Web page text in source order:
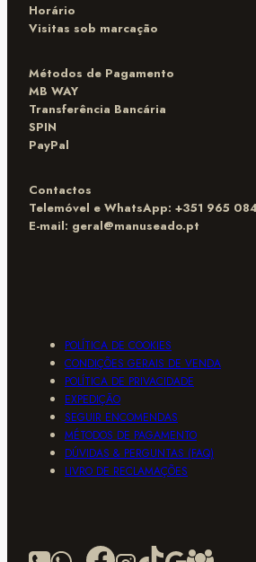
Horário
Visitas sob marcação
Métodos de Pagamento
MB WAY
Transferência Bancária
SPIN
PayPal
Contactos
Telemóvel e WhatsApp: +351 965
E-mail: geral@manuseado.pt
POLÍTICA DE COOKIES
CONDIÇÕES GERAIS DE VENDA
POLÍTICA DE PRIVACIDADE
EXPEDIÇÃO
SEGUIR ENCOMENDAS
MÉTODOS DE PAGAMENTO
DÚVIDAS & PERGUNTAS (FAQ)
LIVRO DE RECLAMAÇÕES